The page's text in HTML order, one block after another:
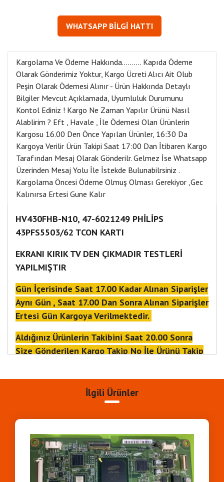
WHATSAPP BİLGİ HATTI
Kargolama Ve Ödeme Hakkında………. Kapıda Ödeme
Olarak Gönderimiz Yoktur, Kargo Ücreti Alıcı Ait Olub
Peşin Olarak Ödemesi Alınır - Ürün Hakkında Detaylı
Bilgiler Mevcut Açıklamada, Uyumluluk Durumunu
Kontol Ediniz ! Kargo Ne Zaman Yapılır Ürünü Nasıl
Alablirim ? Eft , Havale , İle Ödemesi Olan Ürünlerin
Kargosu 16.00 Den Önce Yapılan Ürünler, 16:30 Da
Kargoya Verilir Ürün Takipi Saat 17:00 Dan İtibaren Kargo
Tarafından Mesaj Olarak Gönderilr. Gelmez İse Whatsapp
Üzerinden Mesaj Yolu İle İstekde Bulunabilrsiniz .
Kargolama Öncesi Ödeme Olmuş Olması Gerekiyor ,Gec
Kalınırsa Ertesi Gune Kalır
HV430FHB-N10, 47-6021249 PHİLİPS
43PFS5503/62 TCON KARTI
EKRANI KIRIK TV DEN ÇIKMADIR TESTLERİ
YAPILMIŞTIR
Gün İçerisinde Saat 17.00 Kadar Alınan Siparişler
Aynı Gün , Saat 17.00 Dan Sonra Alınan Siparişler
Ertesi Gün Kargoya Verilmektedir.
Aldığınız Ürünlerin Takibini Saat 20.00 Sonra
Size Gönderilen Kargo Takip No İle Ürünü Takip
İlgili Ürünler